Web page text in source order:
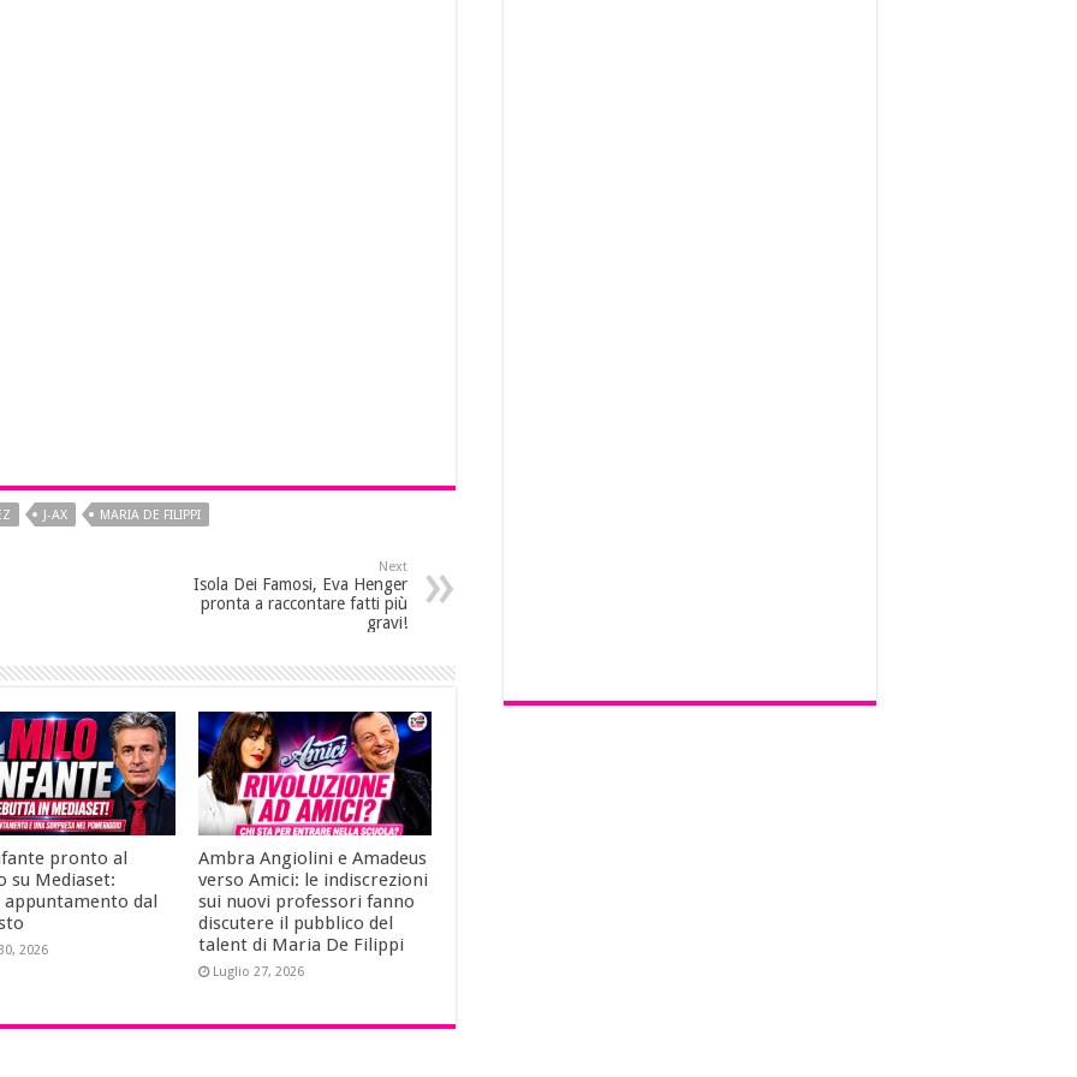
J-AX MARIA DE FILIPPI
Next
Isola Dei Famosi, Eva Henger
pronta a raccontare fatti più
gravi!
pronto al
su Mediaset:
dal
2026
Ambra Angiolini e Amadeus
verso Amici: le indiscrezioni
sui nuovi professori fanno
discutere il pubblico del
talent di Maria De Filippi
Luglio 27, 2026